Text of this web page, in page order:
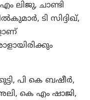
ലിജു, ചാണ്ടി
ടി സിദ്ദിഖ്,
പി കെ ബഷീർ,
കെ എം ഷാജി,